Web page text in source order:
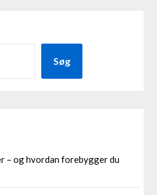
Søg
– og hvordan forebygger du